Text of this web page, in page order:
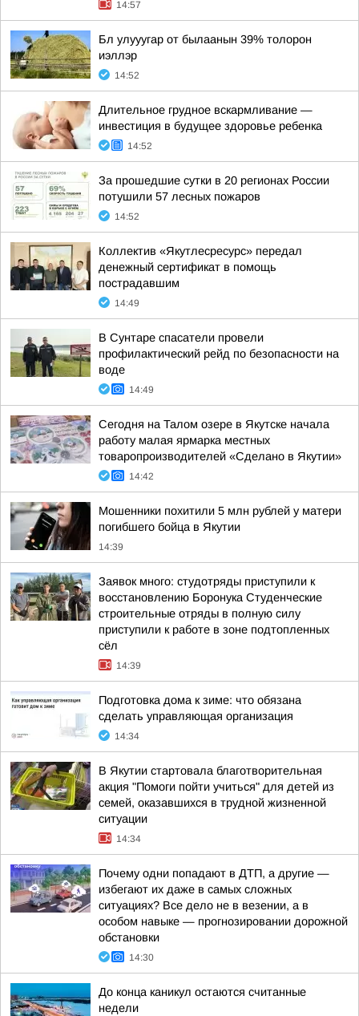
14:57
Бл улууугар от былаанын 39% толорон
иэллэр
14:52
Длительное грудное вскармливание —
инвестиция в будущее здоровье ребенка
14:52
За прошедшие сутки в 20 регионах России
потушили 57 лесных пожаров
14:52
Коллектив «Якутлесресурс» передал
денежный сертификат в помощь
пострадавшим
14:49
В Сунтаре спасатели провели
профилактический рейд по безопасности на
воде
14:49
Сегодня на Талом озере в Якутске начала
работу малая ярмарка местных
товаропроизводителей «Сделано в Якутии»
14:42
Мошенники похитили 5 млн рублей у матери
погибшего бойца в Якутии
14:39
Заявок много: студотряды приступили к
восстановлению Боронука Студенческие
строительные отряды в полную силу
приступили к работе в зоне подтопленных
сёл
14:39
Подготовка дома к зиме: что обязана
сделать управляющая организация
14:34
В Якутии стартовала благотворительная
акция "Помоги пойти учиться" для детей из
семей, оказавшихся в трудной жизненной
ситуации
14:34
Почему одни попадают в ДТП, а другие —
избегают их даже в самых сложных
ситуациях? Все дело не в везении, а в
особом навыке — прогнозировании дорожной
обстановки
14:30
До конца каникул остаются считанные
недели